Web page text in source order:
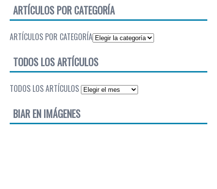
ARTÍCULOS POR CATEGORÍA
ARTÍCULOS POR CATEGORÍA
TODOS LOS ARTÍCULOS
TODOS LOS ARTÍCULOS
BIAR EN IMÁGENES